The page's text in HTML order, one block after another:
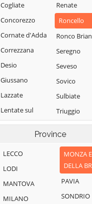
Cogliate
Concorezzo
Cornate d'Adda
Correzzana
Desio
Giussano
Lazzate
Lentate sul
Seveso
Limbiate
Lissone
Macherio
Meda
Renate
Roncello
Ronco
Seregno
Seveso
Sovico
Sulbiate
Triuggio
Usmate
Vedano al
Lambro
Veduggio con
Colzano
Province
LECCO
LODI
MANTOVA
MILANO
MONZA E
DELLA
PAVIA
SONDRIO